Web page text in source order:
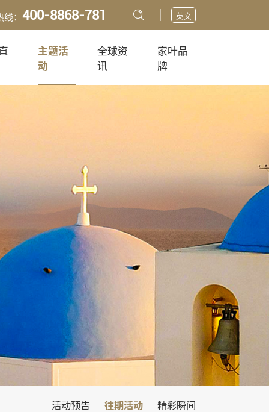
线：400-8868-781 英文
主题活
动
全球资
讯
家叶品
牌
活动预告 往期活动 精彩瞬间